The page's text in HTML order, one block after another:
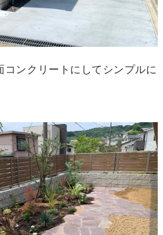
コンクリートにしてシンプルに